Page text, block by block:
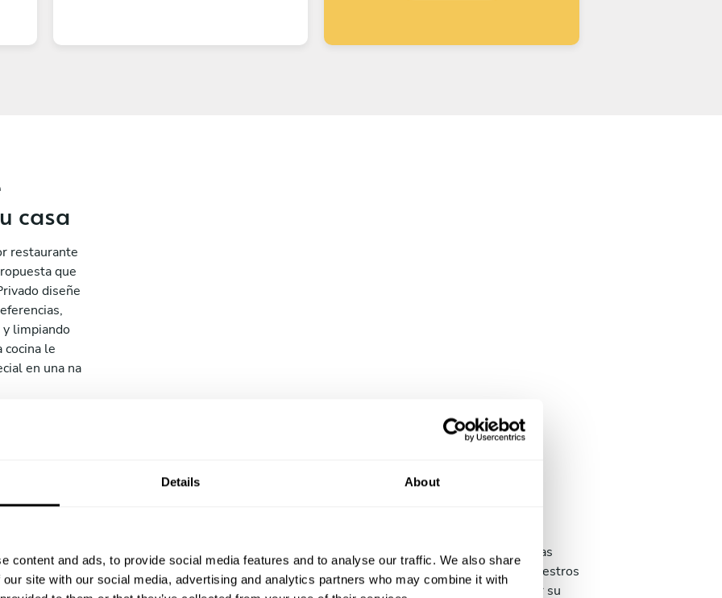
Details About
content and ads, to provide social media features and to analyse our traffic. We also share
site with our social media, advertising and analytics partners who may combine it with
casa
restaurante
que
diseñe
limpiando
le
en una na
Una puesta en escena
Esta experiencia gastronómica envuelve muchas
emociones desde el principio hasta el final. Nuestros
Chefs Privados aceptan el reto de desempeñar su